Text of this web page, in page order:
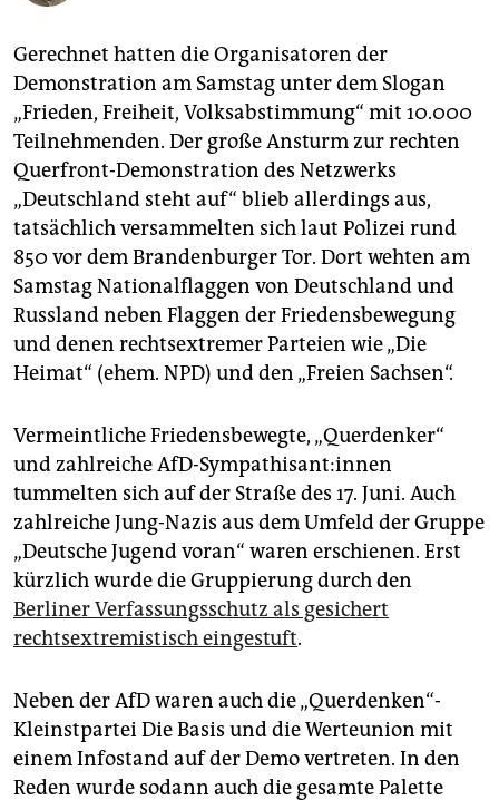
abo
genossenschaft
epaper login
Gerechnet hatten die Organisatoren der
Demonstration am Samstag unter dem Slogan
„Frieden, Freiheit, Volksabstimmung“ mit 10.000
Teilnehmenden. Der große Ansturm zur rechten
Querfront-Demonstration des Netzwerks
„Deutschland steht auf“ blieb allerdings aus,
tatsächlich versammelten sich laut Polizei rund
850 vor dem Brandenburger Tor. Dort wehten am
Samstag Nationalflaggen von Deutschland und
Russland neben Flaggen der Friedensbewegung
und denen rechtsextremer Parteien wie „Die
Heimat“ (ehem. NPD) und den „Freien Sachsen“.
Vermeintliche Friedensbewegte, „Querdenker“
und zahlreiche AfD-Sympathisant:innen
tummelten sich auf der Straße des 17. Juni. Auch
zahlreiche Jung-Nazis aus dem Umfeld der Gruppe
„Deutsche Jugend voran“ waren erschienen. Erst
kürzlich wurde die Gruppierung durch den
Berliner Verfassungsschutz als gesichert
rechtsextremistisch eingestuft.
Neben der AfD waren auch die „Querdenken“-
Kleinstpartei Die Basis und die Werteunion mit
einem Infostand auf der Demo vertreten. In den
Reden wurde sodann auch die gesamte Palette